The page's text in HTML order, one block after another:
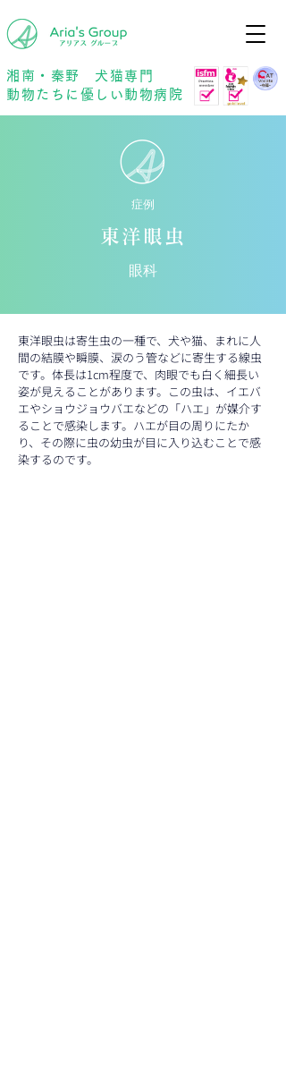
湘南・秦野 犬猫専門
動物たちに優しい動物病院
症例
東洋眼虫
眼科
東洋眼虫は寄生虫の一種で、犬や猫、まれに人
間の結膜や瞬膜、涙のう管などに寄生する線虫
です。体長は1cm程度で、肉眼でも白く細長い
姿が見えることがあります。この虫は、イエバ
エやショウジョウバエなどの「ハエ」が媒介す
ることで感染します。ハエが目の周りにたか
り、その際に虫の幼虫が目に入り込むことで感
染するのです。